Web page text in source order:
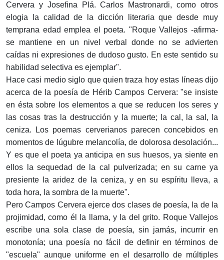
Cervera y Josefina Plá. Carlos Mastronardi, como otros
elogia la calidad de la dicción literaria que desde muy
temprana edad emplea el poeta. "Roque Vallejos -afirma-
se mantiene en un nivel verbal donde no se advierten
caídas ni expresiones de dudoso gusto. En este sentido su
habilidad selectiva es ejemplar".
Hace casi medio siglo que quien traza hoy estas líneas dijo
acerca de la poesía de Hérib Campos Cervera: "se insiste
en ésta sobre los elementos a que se reducen los seres y
las cosas tras la destrucción y la muerte; la cal, la sal, la
ceniza. Los poemas cerverianos parecen concebidos en
momentos de lúgubre melancolía, de dolorosa desolación...
Y es que el poeta ya anticipa en sus huesos, ya siente en
ellos la sequedad de la cal pulverizada; en su carne ya
presiente la aridez de la ceniza, y en su espíritu lleva, a
toda hora, la sombra de la muerte".
Pero Campos Cervera ejerce dos clases de poesía, la de la
projimidad, como él la llama, y la del grito. Roque Vallejos
escribe una sola clase de poesía, sin jamás, incurrir en
monotonía; una poesía no fácil de definir en términos de
"escuela" aunque uniforme en el desarrollo de múltiples